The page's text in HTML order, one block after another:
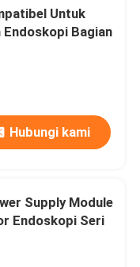
Untuk
Bagian
Hubungi kami
Supply Module
Endoskopi Seri